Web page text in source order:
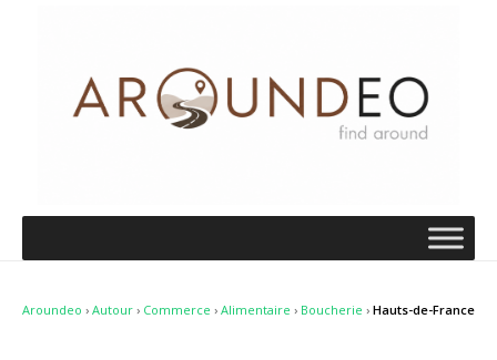
Aroundeo › Autour › Commerce › Alimentaire › Boucherie › Hauts-de-France